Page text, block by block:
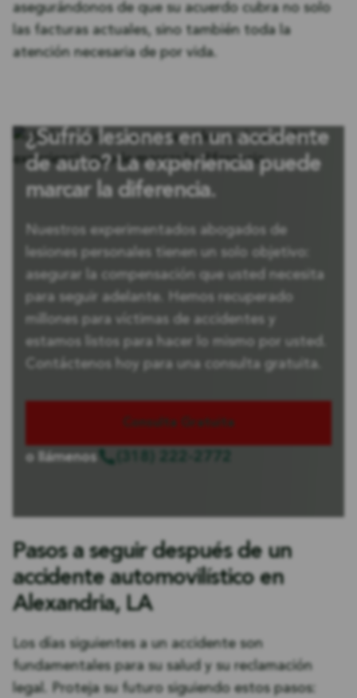
asegurándonos de que su acuerdo cubra no solo
las facturas actuales, sino también toda la
atención necesaria de por vida.
¿Sufrió lesiones en un accidente
de auto? La experiencia puede
marcar la diferencia.
Nuestros experimentados abogados de
lesiones personales tienen un solo objetivo:
asegurar la compensación que usted necesita
para seguir adelante. Hemos recuperado
millones para víctimas de accidentes y
estamos listos para hacer lo mismo por usted.
Contáctenos hoy para una consulta gratuita.
Consulta Gratuita
o llámenos (318) 222-2772
Pasos a seguir después de un
accidente automovilístico en
Alexandria, LA
Los días siguientes a un accidente son
fundamentales para su salud y su reclamación
legal. Proteja su futuro siguiendo estos pasos: